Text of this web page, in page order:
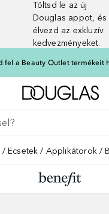
Töltsd le az új
Douglas appot, és
élvezd az exkluzív
kedvezményeket.
fel a Beauty Outlet termékeit
A
Ecsetek Applikátorok